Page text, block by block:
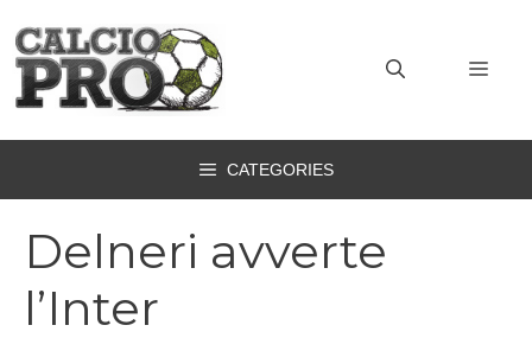
contenuto
CATEGORIES
Delneri avverte
l’Inter